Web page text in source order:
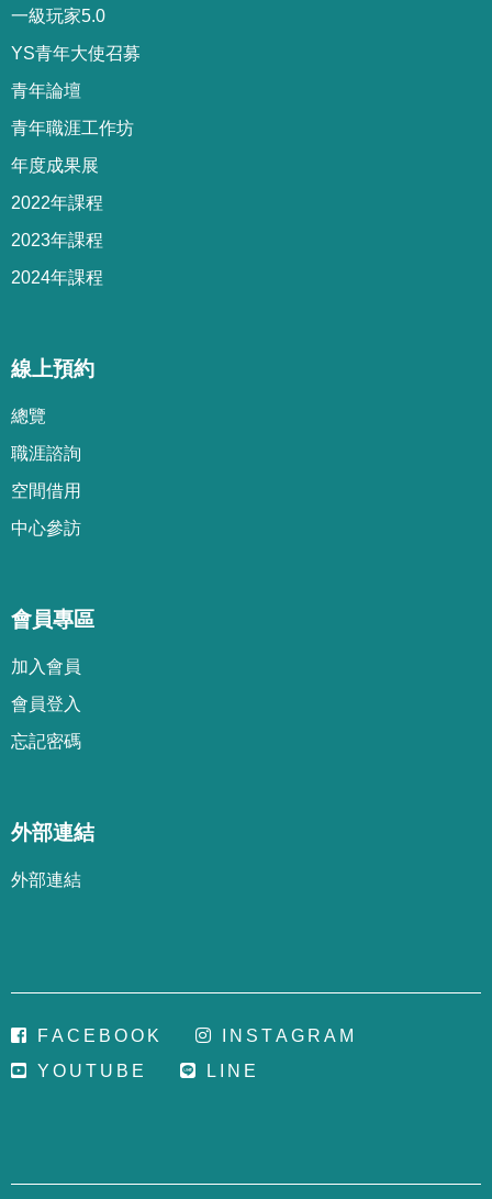
一級玩家5.0
YS青年大使召募
青年論壇
青年職涯工作坊
年度成果展
2022年課程
2023年課程
2024年課程
線上預約
總覽
職涯諮詢
空間借用
中心參訪
會員專區
加 入會 員
會 員登 入
忘記密碼
外部連結
外部連結
FA C E B OO K N S TA G R A M
Y O U T U B E L N E